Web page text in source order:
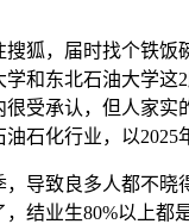
狐，届时找个铁饭
学和东北石油大学这
受承认，但人家实
石化行业，以2025
致良多人都不晓
结业生80%以上都